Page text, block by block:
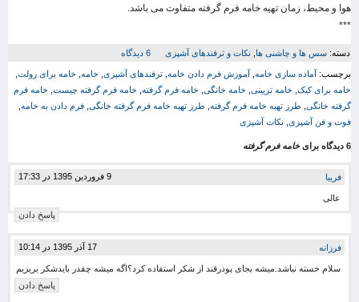
هوا و محیط، زمان تهیه خامه فرم گرفته متفاوت می باشد.
***
دسته: سس ها و چاشنی ها نکات و ترفندهای آشپزی 6 دیدگاه
برچسب: آماده سازی خامه آموزش فرم دادن خامه ترفندهای آشپزی خامه خامه برای رولت
خامه برای کیک خامه تزیینی خامه خانگی خامه فرم گرفته خامه فرم گرفته چیست خامه فرم
گرفته خانگی طرز تهیه خامه فرم گرفته طرز تهیه خامه فرم گرفته خانگی فرم دادن به خامه
فوت و فن آشپزی نکات آشپزی
6 دیدگاه برای خامه فرم گرفته
فریبا 9 فروردین 1395 در 17:33
عالی
پاسخ دادن
فرزانه 17 آذر 1395 در 10:14
سلام خسته نباشد.میشه بجای پودرقند از شکر استفاده کرد؟اگه میشه چقدر بایدشکر بریزیم
پاسخ دادن